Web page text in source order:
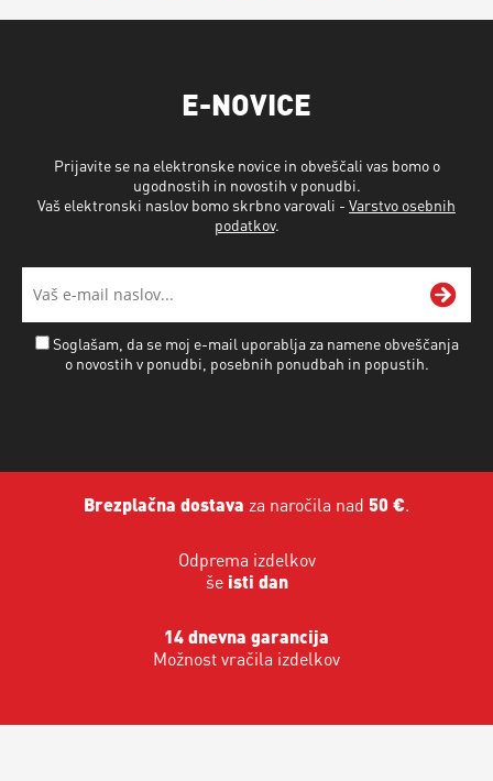
E-NOVICE
Prijavite se na elektronske novice in obveščali vas bomo o
ugodnostih in novostih v ponudbi.
Vaš elektronski naslov bomo skrbno varovali - Varstvo osebnih
podatkov.
Soglašam, da se moj e-mail uporablja za namene obveščanja
o novostih v ponudbi, posebnih ponudbah in popustih.
Brezplačna dostava za naročila nad 50 €.
Odprema izdelkov
še isti dan
14 dnevna garancija
Možnost vračila izdelkov